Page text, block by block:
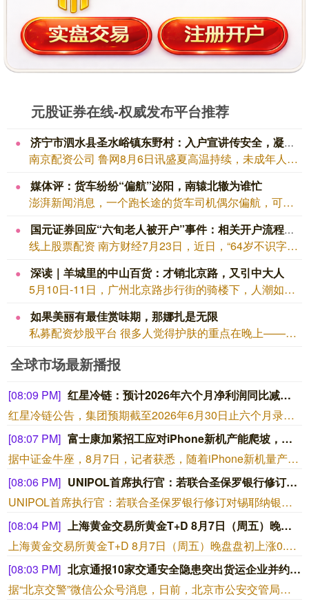
元股证券在线-权威发布平台推荐
济宁市泗水县圣水峪镇东野村：入户宣讲传安全，凝心聚力防溺水
南京配资公司 鲁网8月6日讯盛夏高温持续，未成年人私自戏水、玩水行为增多，溺水事...
媒体评：货车纷纷“偏航”泌阳，南辕北辙为谁忙
澎湃新闻消息，一个跑长途的货车司机偶尔偏航，可能还属正常；发现偏航后，开下高速在...
国元证券回应“六旬老人被开户”事件：相关开户流程已履行规定环节，与当事人及其家属保持沟通
线上股票配资 南方财经7月23日，近日，“64岁不识字老人被银行工作人员跨省办卡...
深读｜羊城里的中山百货：才销北京路，又引中大人
5月10日-11日，广州北京路步行街的骑楼下，人潮如织。 厨邦酱油的酱香、杏仁饼...
如果美丽有最佳赏味期，那娜扎是无限
私募配资炒股平台 很多人觉得护肤的重点在晚上——卸妆、清洁、精华、面霜、眼霜，全...
全球市场最新播报
[08:09 PM]
红星冷链：预计2026年六个月净利润同比减少约74%至77%
红星冷链公告，集团预期截至2026年6月30日止六个月录得净利润介乎约人民币900万元至人民币1000万元，较截至2025年6月30日止六个月的净利润约人民币3970万元减少约74%至77%。董事会认为预期跌幅主要归因于宏观经济压力及行业去库存、战略支援措施及汇兑亏损。
[08:07 PM]
富士康加紧招工应对iPhone新机产能爬坡，生产旺季料持续至年底
据中证金牛座，8月7日，记者获悉，随着iPhone新机量产，代工组装厂商富士康正加紧招工应对产能爬坡，富士康部分厂区生产旺季预计持续至今年年底。7月下旬已有报道，苹果iPhone 18系列已于7月量产，正处于产能爬坡阶段。记者了解到，为保障iPhone新机量产进度，目前富士康正迎来招工高峰期。苹果一般于每年9月发布新一代iPhone手机，三季度是苹果产业链公司赶工备货、产能爬坡的高峰期。7月下旬，新华资产、长江资管、友邦保险等机构调研苹果供应商领益智造。领益智造表示，公司在新机的单机价值量较上代机型有提升。目前各类项目推进顺利，正按规划推进量产爬坡及客户交付，三季度正值交付旺季。
[08:06 PM]
UNIPOL首席执行官：若联合圣保罗银行修订对锡耶纳银行(MPS)的收购要约，UNIPOL将为其已同意收购的MPS分支机构支付任何更高倍数溢价的一半，上限为35亿欧元。
UNIPOL首席执行官：若联合圣保罗银行修订对锡耶纳银行(MPS)的收购要约，UNIPOL将为其已同意收购的MPS分支机构支付任何更高倍数溢价的一半，上限为35亿欧元。
[08:04 PM]
上海黄金交易所黄金T+D 8月7日（周五）晚盘盘初上涨0.72%报930.59元/克；上海黄金交易所白银T+D 8月7日（周五）晚盘盘初上涨2.44%报15517.0元/千克。
上海黄金交易所黄金T+D 8月7日（周五）晚盘盘初上涨0.72%报930.59元/克；上海黄金交易所白银T+D 8月7日（周五）晚盘盘初上涨2.44%报15517.0元/千克。
[08:03 PM]
北京通报10家交通安全隐患突出货运企业并约谈相关负责人
据“北京交警”微信公众号消息，日前，北京市公安交管局、市交通委、市城市管理委、市应急局等多部门联合召开通报约谈会，通报全市10家交通安全隐患突出货运企业，并对相关企业负责人进行约谈。会上通报了北京鸿昇兴业商贸有限公司、北京市朝阳区环境卫生服务中心第二清洁车辆场、北京恒运鸿途运输有限公司、北京金地顺平商贸有限公司、北京顺兴弘建筑工程有限公司、北京雪艳道路运输有限公司、北京紫喆建筑工程有限公司、北京祥字通达科技有限公司、北京国鑫昌达建筑工程有限公司、北京安捷永泰运输有限公司交通违法多发和亡人事故情况，其中2家隐患突出企业作了整改发言。随后，市公安交管局、市交通委、市城市管理委、市应急局联合对涉及企业负责人进行约谈，分别围绕2026年下半年货运行业新形势、新变化，从运输安全制度落实动态监控管理、安全生产应急处置、交通安全隐患防范等方面提出具体要求。警示各货运企业，要举一反三，坚定安全管理决心，深度梳理排查各类交通安全隐患，逐项落地管理措施，抓实车辆和驾驶人运营管控，提升交通安全风险防范效能，严防、压减交通违法和事故。(新京报)